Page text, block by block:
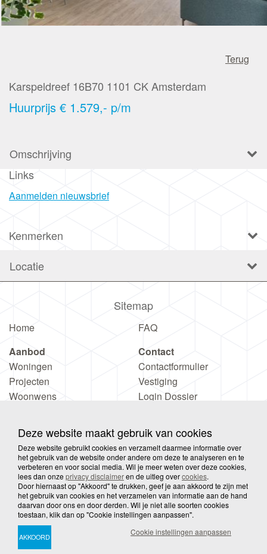
Deze website maakt gebruik van cookies
Deze website gebruikt cookies en verzamelt daarmee informatie over
het gebruik van de website onder andere om deze te analyseren en te
verbeteren en voor social media. Wil je meer weten over deze cookies,
lees dan onzeprivacy disclaimeren de uitleg overcookies.
Door hiernaast op "Akkoord" te drukken, geef je aan akkoord te zijn met
het gebruik van cookies en het verzamelen van informatie aan de hand
daarvan door ons en door derden. Wil je niet alle soorten cookies
toestaan, klik dan op "Cookie instellingen aanpassen".
Cookie instellingen aanpassen
Terug
Karspeldreef 16B70 1101 CK Amsterdam
Huurprijs € 1.579,- p/m
Omschrijving
Links
Aanmelden nieuwsbrief
Kenmerken
Locatie
Sitemap
Home
Aanbod
Woningen
Projecten
Woonwens
FAQ
Contact
Contactformulier
Vestiging
Login Dossier
© 2026 Wooove Privacy Disclaimer Sitemap
Cookies